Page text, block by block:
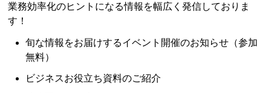
業務効率化のヒントになる情報を幅広く発信しておりま
す！
旬な情報をお届けするイベント開催のお知らせ（参加
無料）
ビジネスお役立ち資料のご紹介